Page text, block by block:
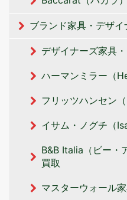
ブランド家具・デザイ
デザイナーズ家具
ハーマンミラー（
フリッツハンセン
イサム・ノグチ（
B&B Italia（ビー・
買取
マスターウォール